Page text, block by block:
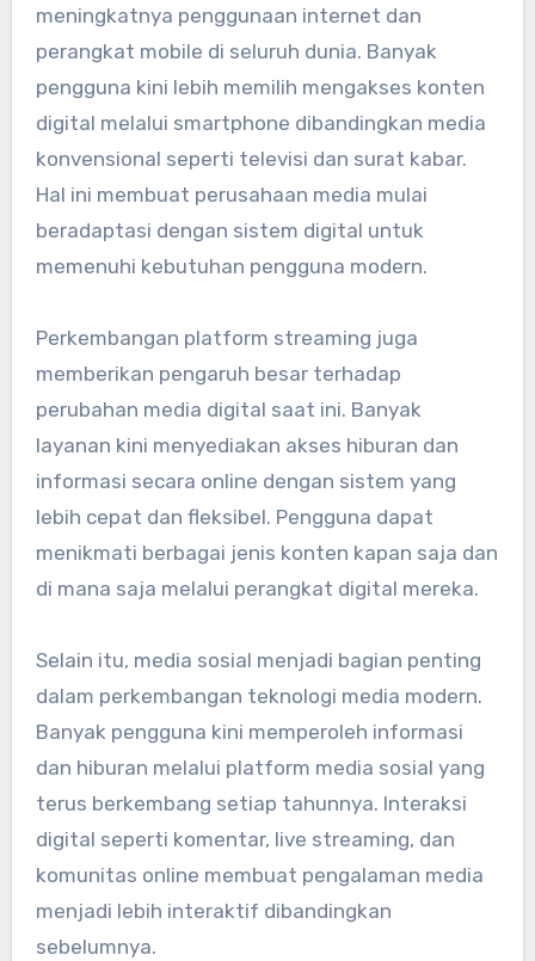
meningkatnya penggunaan internet dan
perangkat mobile di seluruh dunia. Banyak
pengguna kini lebih memilih mengakses konten
digital melalui smartphone dibandingkan media
konvensional seperti televisi dan surat kabar.
Hal ini membuat perusahaan media mulai
beradaptasi dengan sistem digital untuk
memenuhi kebutuhan pengguna modern.
Perkembangan platform streaming juga
memberikan pengaruh besar terhadap
perubahan media digital saat ini. Banyak
layanan kini menyediakan akses hiburan dan
informasi secara online dengan sistem yang
lebih cepat dan fleksibel. Pengguna dapat
menikmati berbagai jenis konten kapan saja dan
di mana saja melalui perangkat digital mereka.
Selain itu, media sosial menjadi bagian penting
dalam perkembangan teknologi media modern.
Banyak pengguna kini memperoleh informasi
dan hiburan melalui platform media sosial yang
terus berkembang setiap tahunnya. Interaksi
digital seperti komentar, live streaming, dan
komunitas online membuat pengalaman media
menjadi lebih interaktif dibandingkan
sebelumnya.